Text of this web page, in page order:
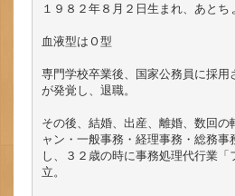
１９８２年８月２日生まれ、あとち
血液型はＯ型
専門学校卒業後、国家公務員に採用
が発覚し、退職。
その後、結婚、出産、離婚、数回の
ャン・一般事務・経理事務・総務事
し、３２歳の時に事務処理代行業「
立。